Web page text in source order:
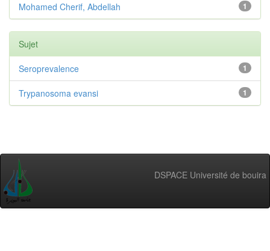
1
Mohamed Cherif, Abdellah
Sujet
1
Seroprevalence
1
Trypanosoma evansi
DSPACE Université de bouira